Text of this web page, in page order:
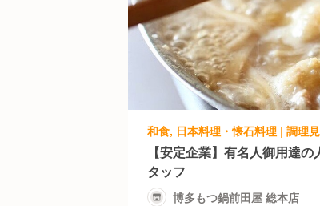
【安定企業】有名人御用達
タッフ
博多もつ鍋前田屋 総本店